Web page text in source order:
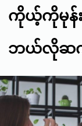
ကိုယ့်ကိုမုန်
ဘယ်လိုဆ